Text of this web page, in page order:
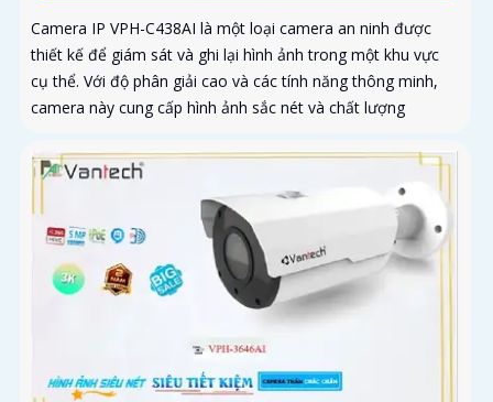
Camera IP VPH-C438AI là một loại camera an ninh được
thiết kế để giám sát và ghi lại hình ảnh trong một khu vực
cụ thể. Với độ phân giải cao và các tính năng thông minh,
camera này cung cấp hình ảnh sắc nét và chất lượng